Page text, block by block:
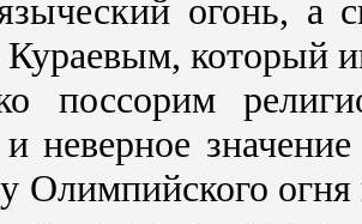
огонь, а
Кураевым, который
поссорим
неверное
Олимпийского